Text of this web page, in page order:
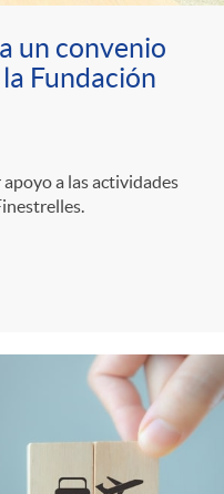
un convenio
Fundación
a las actividades